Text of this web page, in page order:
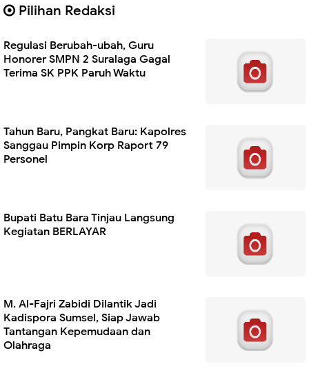
Pilihan Redaksi
Regulasi Berubah-ubah, Guru
Honorer SMPN 2 Suralaga Gagal
Terima SK PPK Paruh Waktu
Tahun Baru, Pangkat Baru: Kapolres
Sanggau Pimpin Korp Raport 79
Personel
Bupati Batu Bara Tinjau Langsung
Kegiatan BERLAYAR
M. Al-Fajri Zabidi Dilantik Jadi
Kadispora Sumsel, Siap Jawab
Tantangan Kepemudaan dan
Olahraga